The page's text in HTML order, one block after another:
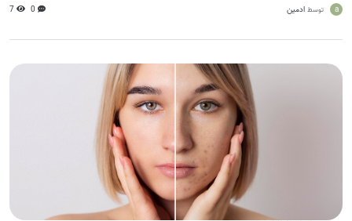
a توسط ادمین 0
7